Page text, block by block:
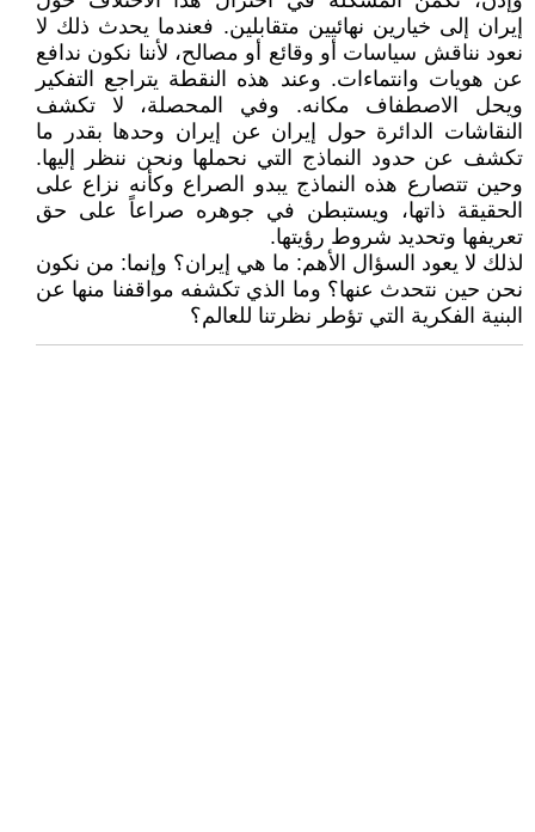
إيران إلى خيارين نهائيين متقابلين. فعندما يحدث ذلك لا
نعود نناقش سياسات أو وقائع أو مصالح، لأننا نكون ندافع
عن هويات وانتماءات. وعند هذه النقطة يتراجع التفكير
ويحل الاصطفاف مكانه. وفي المحصلة، لا تكشف
النقاشات الدائرة حول إيران عن إيران وحدها بقدر ما
تكشف عن حدود النماذج التي نحملها ونحن ننظر إليها.
وحين تتصارع هذه النماذج يبدو الصراع وكأنه نزاع على
الحقيقة ذاتها، ويستبطن في جوهره صراعاً على حق
تعريفها وتحديد شروط رؤيتها.
لذلك لا يعود السؤال الأهم: ما هي إيران؟ وإنما: من نكون
نحن حين نتحدث عنها؟ وما الذي تكشفه مواقفنا منها عن
البنية الفكرية التي تؤطر نظرتنا للعالم؟